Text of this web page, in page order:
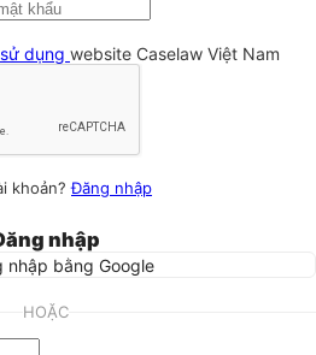
dụng website Caselaw Việt Nam
khoản?Đăng nhập
nhập
nhập bằng Google
HOẶC